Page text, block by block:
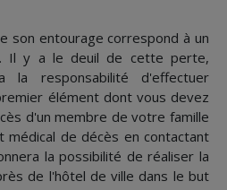
son entourage correspond à un
Il y a le deuil de cette perte,
la responsabilité d'effectuer
élément dont vous devez
d'un membre de votre famille
de décès en contactant
la possibilité de réaliser la
de l'hôtel de ville dans le but